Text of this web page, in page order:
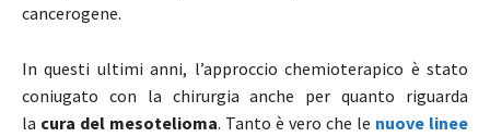
cancerogene.
In questi ultimi anni, l’approccio chemioterapico è stato
coniugato con la chirurgia anche per quanto riguarda
la cura del mesotelioma. Tanto è vero che le nuove linee